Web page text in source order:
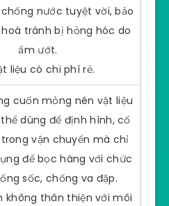
chống nước tuyệt vời, bảo
tránh bị hỏng hóc do
ẩm ướt.
liệu có chi phí rẻ.
cuốn mỏng nên vật liệu
dùng để định hình, cố
vận chuyển mà chỉ
để bọc hàng với chức
sốc, chống va đập.
không thân thiện với môi